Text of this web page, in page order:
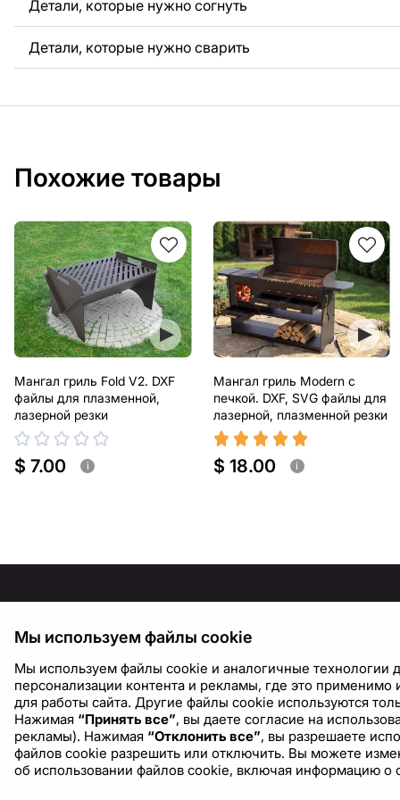
Детали, которые нужно согнуть
Детали, которые нужно сварить
Похожие товары
Мангал гриль Fold V2. DXF
файлы для плазменной,
лазерной резки
$ 7.00 i
Мангал гриль Modern с
печкой. DXF, SVG файлы для
лазерной, плазменной резки
$ 18.00 i
Блог
Мы используем файлы cookie
Мы используем файлы cookie и аналогичные технологии
персонализации контента и рекламы, где это
для работы сайта. Другие файлы cookie используются
Нажимая “Принять все”, вы даете согласие на
рекламы). Нажимая “Отклонить все”, вы разрешаете
файлов cookie разрешить или отключить. Вы можете
об использовании файлов cookie, включая информацию о